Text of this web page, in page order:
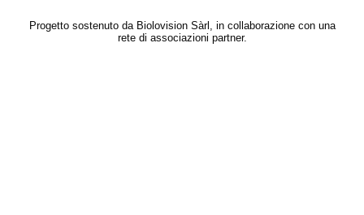
Progetto sostenuto da Biolovision Sàrl, in collaborazione con una
rete di associazioni partner.